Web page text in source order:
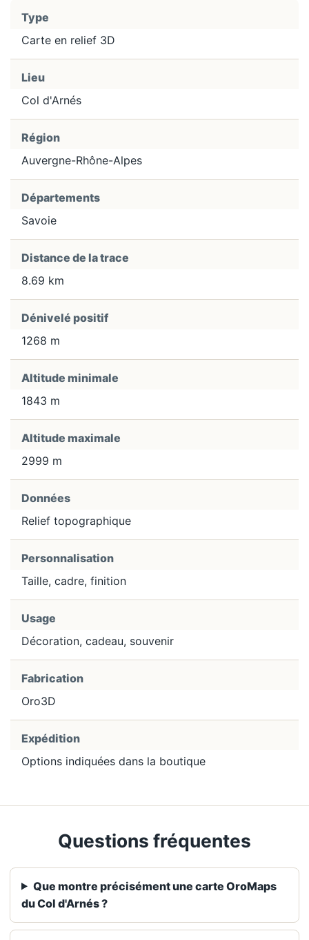
Type
Carte en relief 3D
Lieu
Col d'Arnés
Région
Auvergne-Rhône-Alpes
Départements
Savoie
Distance de la trace
8.69 km
Dénivelé positif
1268 m
Altitude minimale
1843 m
Altitude maximale
2999 m
Données
Relief topographique
Personnalisation
Taille, cadre, finition
Usage
Décoration, cadeau, souvenir
Fabrication
Oro3D
Expédition
Options indiquées dans la boutique
Questions fréquentes
Que montre précisément une carte OroMaps
du Col d'Arnés ?